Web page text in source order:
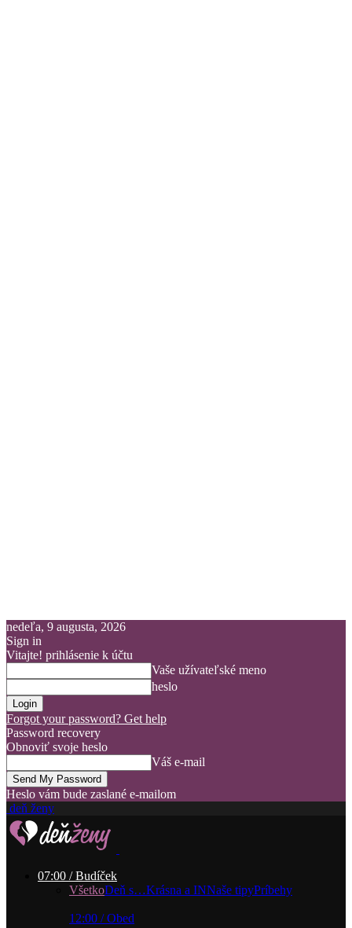
nedeľa, 9 augusta, 2026
Sign in
Vitajte! prihlásenie k účtu
Vaše užívateľské meno
heslo
Forgot your password? Get help
Password recovery
Obnoviť svoje heslo
Váš e-mail
Heslo vám bude zaslané e-mailom
deň ženy
07:00 / Budíček
VšetkoDeň s…Krásna a INNaše tipyPríbehy
12:00 / Obed